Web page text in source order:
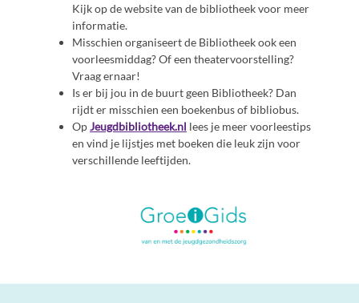
Kijk op de website van de bibliotheek voor meer
informatie.
Misschien organiseert de Bibliotheek ook een
voorleesmiddag? Of een theatervoorstelling?
Vraag ernaar!
Is er bij jou in de buurt geen Bibliotheek? Dan
rijdt er misschien een boekenbus of bibliobus.
OpJeugdbibliotheek.nl lees je meer voorleestips
en vind je lijstjes met boeken die leuk zijn voor
verschillende leeftijden.